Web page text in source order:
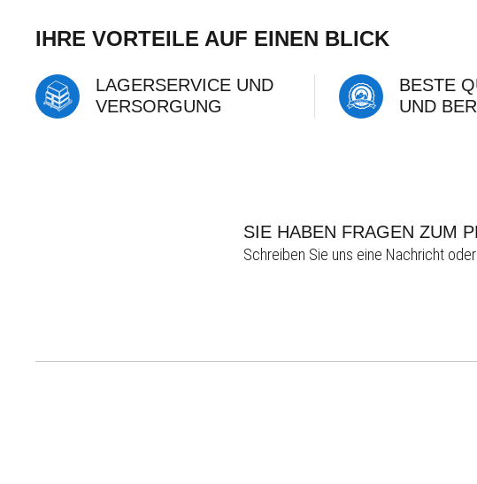
IHRE VORTEILE AUF EINEN BLICK
LAGERSERVICE UND
VERSORGUNG
BESTE
UND
SIE HABEN FRAGEN ZUM
Schreiben Sie uns eine Nachricht